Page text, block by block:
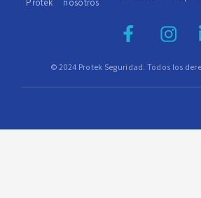
© 2024 Protek Seguridad. Todos los